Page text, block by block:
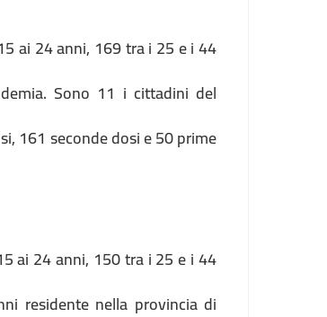
ai 24 anni, 169 tra i 25 e i 44
Sono 11 i cittadini del
161 seconde dosi e 50 prime
ai 24 anni, 150 tra i 25 e i 44
residente nella provincia di